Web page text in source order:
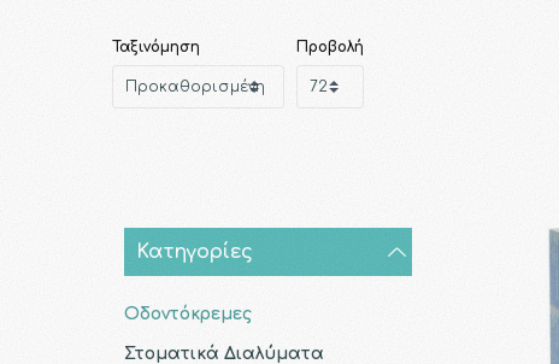
Ταξινόμηση Προβολή
Κατηγορίες
Οδοντόκρεμες
Στοματικά Διαλύματα